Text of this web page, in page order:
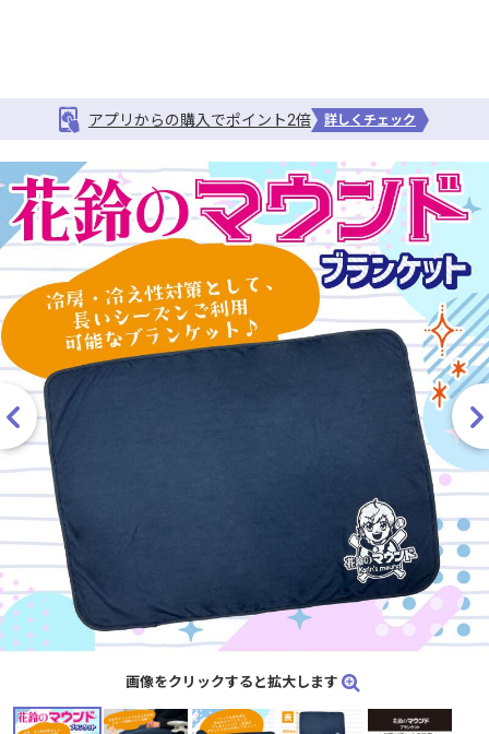
アプリからの購入でポイント2倍 詳しくチェック
画像をクリックすると拡大します